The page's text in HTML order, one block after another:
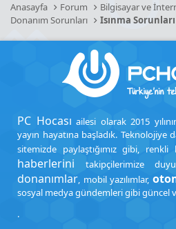
Anasayfa Forum
Bilgisayar ve
Donanım Sorunları
Isınma Sorunları
PC Hocası ailesi olarak 2015
yayın hayatına başladık. Teknolojiye
sitemizde paylaştığımız gibi, renkli
haberlerini takipçilerimize
donanımlar, mobil yazılımlar,
sosyal medya gündemleri gibi güncel
.